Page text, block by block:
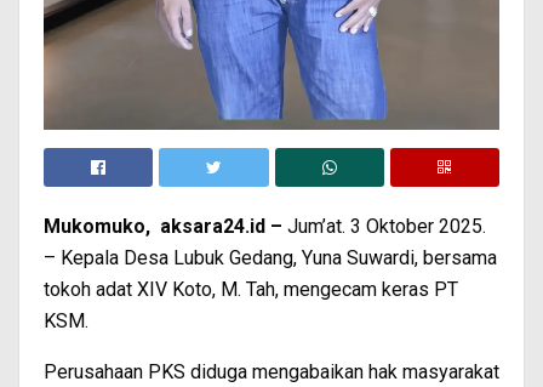
Mukomuko, aksara24.id – Jum’at. 3 Oktober 2025.
– Kepala Desa Lubuk Gedang, Yuna Suwardi, bersama
tokoh adat XIV Koto, M. Tah, mengecam keras PT
KSM.
Perusahaan PKS diduga mengabaikan hak masyarakat